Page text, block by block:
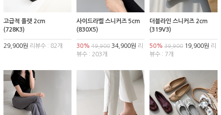
고급적 플랫 2cm
(728K3)
29,900원 리뷰수 : 82개
사이드라벨 스니커즈 5cm
(830X5)
30% 49,90034,900원 리
뷰수 : 203개
더블라인 스니커즈 2cm
(319V3)
50% 39,90019,900원 리
뷰수 : 7개